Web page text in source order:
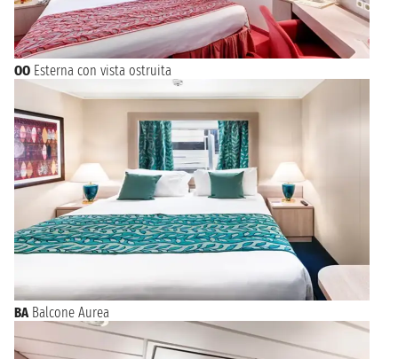
OO Esterna con vista ostruita
BA Balcone Aurea